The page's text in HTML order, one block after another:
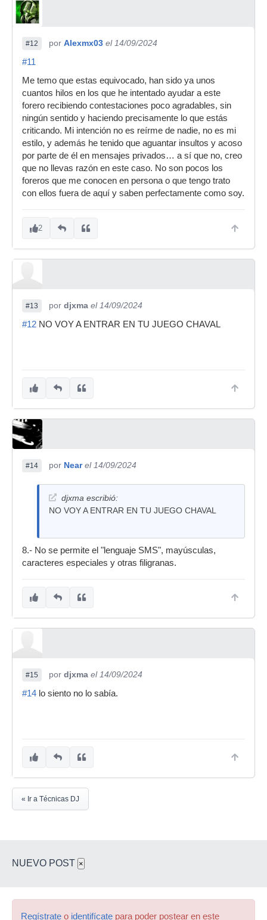
#12 por Alexmx03 el 14/09/2024
#11
Me temo que estas equivocado, han sido ya unos
cuantos hilos en los que he intentado ayudar a este
forero recibiendo contestaciones poco agradables, sin
ningún sentido y haciendo precisamente lo que estás
criticando. Mi intención no es reírme de nadie, no es mi
estilo, y además he tenido que aguantar insultos y acoso
por parte de él en mensajes privados… a sí que no, creo
que no llevas razón en este caso. No son pocos los
foreros que me conocen en persona o que tengo trato
con ellos fuera de aquí y saben perfectamente como soy.
2
#13 por djxma el 14/09/2024
#12 NO VOY A ENTRAR EN TU JUEGO CHAVAL
#14 por Near el 14/09/2024
djxma escribió:
NO VOY A ENTRAR EN TU JUEGO CHAVAL
8.- No se permite el "lenguaje SMS", mayúsculas,
caracteres especiales y otras filigranas.
#15 por djxma el 14/09/2024
#14 lo siento no lo sabía.
« Ir a Técnicas DJ
NUEVO POST ×
Regístrate o identifícate para poder postear en este